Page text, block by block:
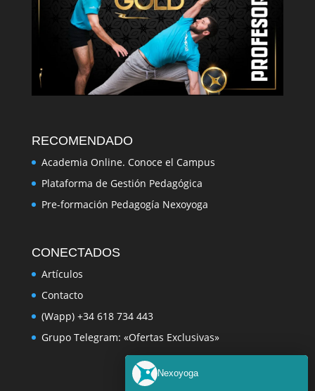
RECOMENDADO
Academia Online. Conoce el Campus
Plataforma de Gestión Pedagógica
Pre-formación Pedagogía Nexoyoga
CONECTADOS
Artículos
Contacto
(Wapp) +34 618 734 443
Grupo Telegram: «Ofertas Exclusivas»
Nexoyoga